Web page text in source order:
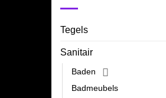
Tegels
Sanitair
Baden
Badmeubels